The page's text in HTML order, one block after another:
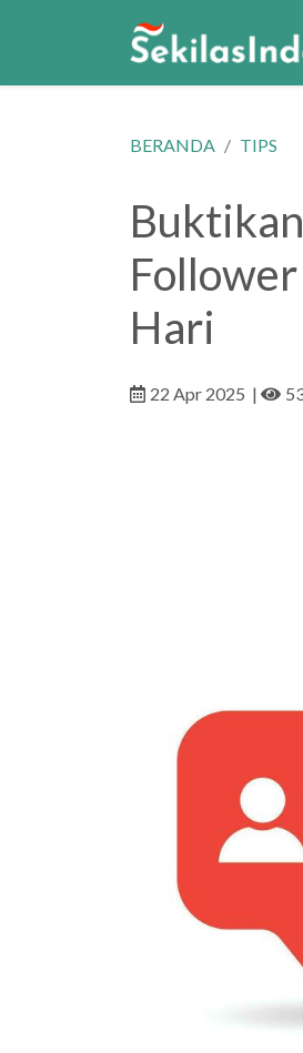
BERANDA TIPS
Hari
22 Apr 2025 |